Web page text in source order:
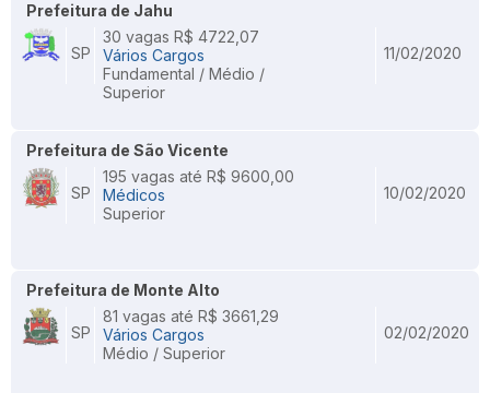
Prefeitura de Jahu
SP
30 vagas R$ 4722,07
Vários Cargos
Fundamental / Médio /
Superior
11/02/2020
Prefeitura de São Vicente
SP
195 vagas até R$ 9600,00
Médicos
Superior
10/02/2020
Prefeitura de Monte Alto
SP
81 vagas até R$ 3661,29
Vários Cargos
Médio / Superior
02/02/2020